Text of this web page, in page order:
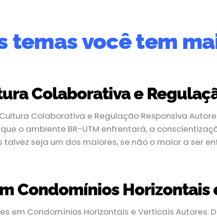
temas você tem
Colaborativa e
Cultura Colaborativa e Regulação Responsiva
o ambiente BR-UTM enfrentará, a
seja um dos maiores, se não o maior a ser
Condomínios Horizontais
em Condomínios Horizontais e Verticais